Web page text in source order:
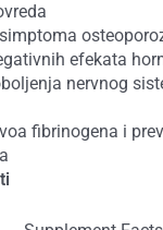
efekata
nervnog
fibrinogena i